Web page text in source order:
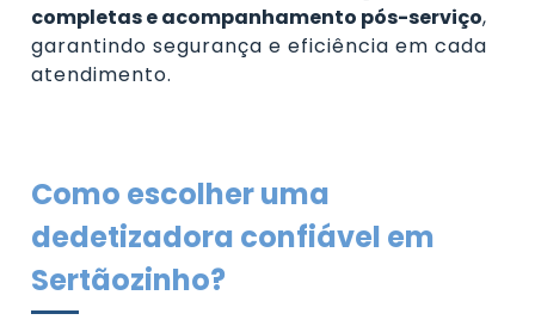
completas e acompanhamento pós-serviço,
garantindo segurança e eficiência em cada
atendimento.
Como escolher uma
dedetizadora confiável em
Sertãozinho?